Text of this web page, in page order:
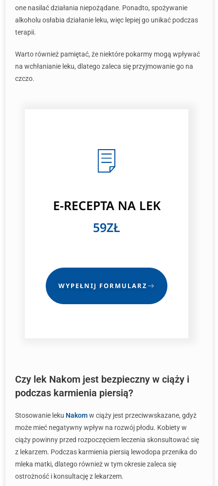
one nasilać działania niepożądane. Ponadto, spożywanie
alkoholu osłabia działanie leku, więc lepiej go unikać podczas
terapii.
Warto również pamiętać, że niektóre pokarmy mogą wpływać
na wchłanianie leku, dlatego zaleca się przyjmowanie go na
czczo.
E-RECEPTA NA LEK
59ZŁ
WYPEŁNIJ FORMULARZ
Czy lek Nakom jest bezpieczny w ciąży i
podczas karmienia piersią?
Stosowanie leku Nakomw ciąży jest przeciwwskazane, gdyż
może mieć negatywny wpływ na rozwój płodu. Kobiety w
ciąży powinny przed rozpoczęciem leczenia skonsultować się
z lekarzem. Podczas karmienia piersią lewodopa przenika do
mleka matki, dlatego również w tym okresie zaleca się
ostrożność i konsultację z lekarzem.